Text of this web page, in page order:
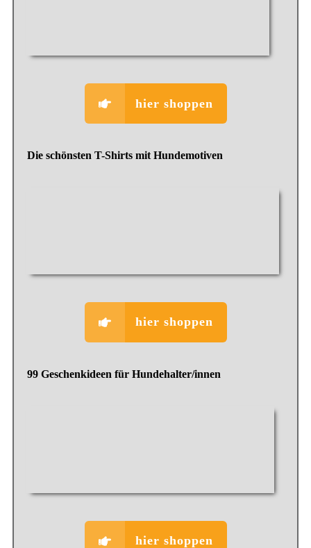
hier shoppen
Die schönsten T-Shirts mit Hundemotiven
hier shoppen
99 Geschenkideen für Hundehalter/innen
hier shoppen